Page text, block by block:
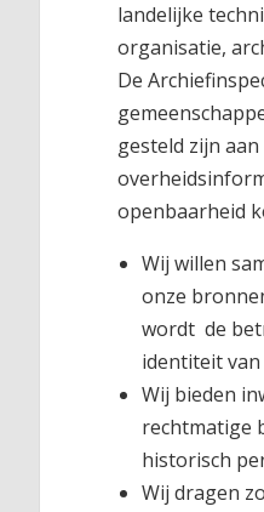
landelijke
organisatie,
De
gesteld zijn
openbaarheid
Wij willen
onze
wordt de
identiteit
Wij bieden
rechtmatige
historisch
Wij dragen